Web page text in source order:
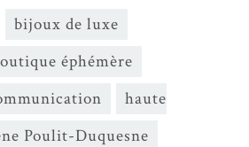
bijoux de luxe
éphémère
haute
Poulit-Duquesne